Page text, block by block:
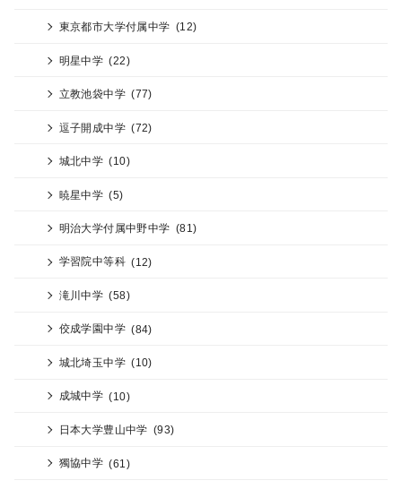
東京都市大学付属中学 (12)
明星中学 (22)
立教池袋中学 (77)
逗子開成中学 (72)
城北中学 (10)
暁星中学 (5)
明治大学付属中野中学 (81)
学習院中等科 (12)
滝川中学 (58)
佼成学園中学 (84)
城北埼玉中学 (10)
成城中学 (10)
日本大学豊山中学 (93)
獨協中学 (61)